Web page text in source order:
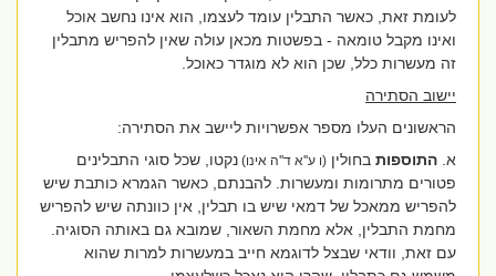
לעומת זאת, כאשר התבלין עומד לעצמו, הוא אינו נחשב אוכל
ואינו מקבל טומאה - בפשטות מכאן עולה שאין להפריש מתבלין
זה מעשרות כלל, שכן הוא לא מוגדר כאוכל.
יישוב הסתירה
הראשונים העלו מספר אפשרויות ליישב את הסתירה:
א.התוספותבחולין(ו ע''א ד''ה אינו)נקטו, שכל סוגי התבלינים
פטורים מתרומות ומעשרות. להבנתם, כאשר הגמרא כותבת שיש
להפריש ממאכל של דמאי שיש בו תבלין, אין כוונתה שיש להפריש
מחמת התבלין, אלא מחמת השאור, שמובא גם באותה הסוגיה.
עם זאת, וודאי שבצל לדוגמא חייב במעשרות למרות שהוא